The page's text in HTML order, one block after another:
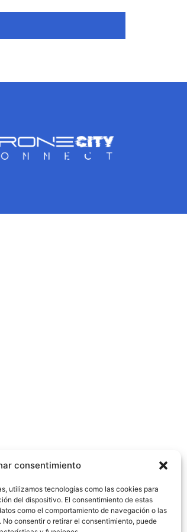
consentimiento
utilizamos tecnologías como las cookies para
del dispositivo. El consentimiento de estas
como el comportamiento de navegación o las
consentir o retirar el consentimiento, puede